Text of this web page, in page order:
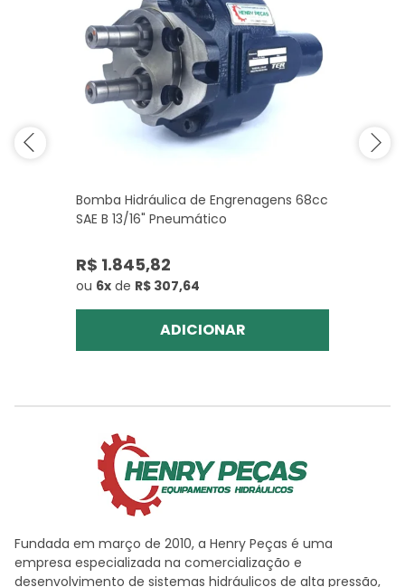
Bomba Hidráulica de Engrenagens 68cc
SAE B 13/16" Pneumático
R$ 1.845,82
ou 6x de R$ 307,64
ADICIONAR
Fundada em março de 2010, a Henry Peças é uma
empresa especializada na comercialização e
desenvolvimento de sistemas hidráulicos de alta pressão,